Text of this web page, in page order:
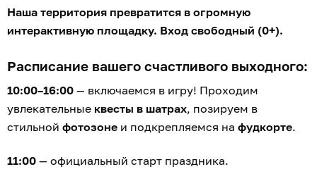
Наша территория превратится в огромную
интерактивную площадку. Вход свободный (0+).
Расписание вашего счастливого выходного:
10:00–16:00 — включаемся в игру! Проходим
увлекательные квесты в шатрах, позируем в
стильной фотозоне и подкрепляемся на фудкорте.
11:00 — официальный старт праздника.